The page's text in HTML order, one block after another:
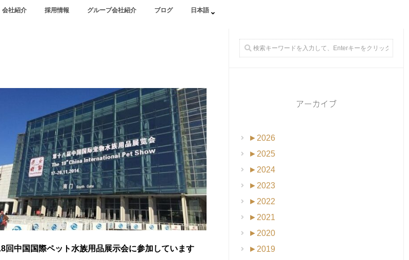
会社紹介 採用情報 グループ会社紹介 ブログ 日本語
回中国国際ペット水族用品展示会に参加しています
アーカイブ
► 2026
► 2025
► 2024
► 2023
► 2022
► 2021
► 2020
► 2019